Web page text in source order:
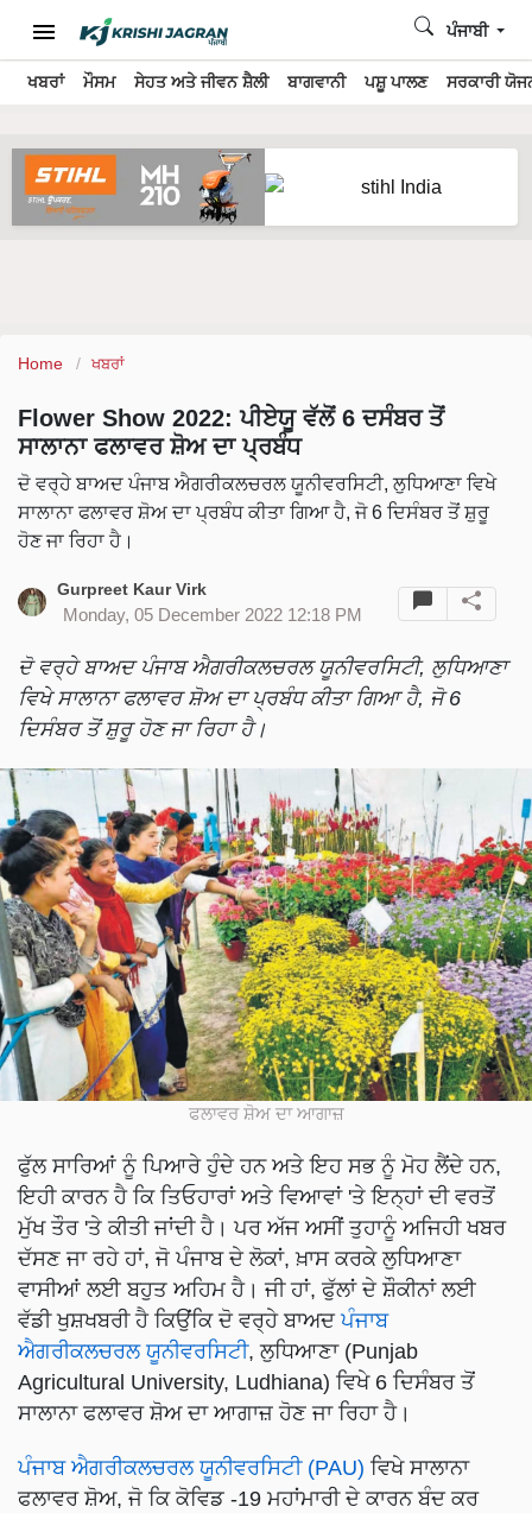
ਖਬਰਾਂ ਮੌਸਮ ਸੇਹਤ ਅਤੇ ਜੀਵਨ ਸ਼ੈਲੀ ਬਾਗਵਾਨੀ ਪਸ਼ੂ ਪਾਲਣ ਸਰਕਾਰੀ
ਪੰਜਾਬੀ
Home ਖਬਰਾਂ
Flower Show 2022: ਪੀਏਯੂ ਵੱਲੋਂ 6 ਦਸੰਬਰ ਤੋਂ
ਸਾਲਾਨਾ ਫਲਾਵਰ ਸ਼ੋਅ ਦਾ ਪ੍ਰਬੰਧ
ਦੋ ਵਰ੍ਹੇ ਬਾਅਦ ਪੰਜਾਬ ਐਗਰੀਕਲਚਰਲ ਯੂਨੀਵਰਸਿਟੀ, ਲੁਧਿਆਣਾ ਵਿਖੇ
ਸਾਲਾਨਾ ਫਲਾਵਰ ਸ਼ੋਅ ਦਾ ਪ੍ਰਬੰਧ ਕੀਤਾ ਗਿਆ ਹੈ, ਜੋ 6 ਦਿਸੰਬਰ ਤੋਂ ਸ਼ੁਰੂ
ਹੋਣ ਜਾ ਰਿਹਾ ਹੈ।
Gurpreet Kaur Virk
Monday, 05 December 2022 12:18 PM
ਦੋ ਵਰ੍ਹੇ ਬਾਅਦ ਪੰਜਾਬ ਐਗਰੀਕਲਚਰਲ ਯੂਨੀਵਰਸਿਟੀ, ਲੁਧਿਆਣਾ
ਵਿਖੇ ਸਾਲਾਨਾ ਫਲਾਵਰ ਸ਼ੋਅ ਦਾ ਪ੍ਰਬੰਧ ਕੀਤਾ ਗਿਆ ਹੈ, ਜੋ 6
ਦਿਸੰਬਰ ਤੋਂ ਸ਼ੁਰੂ ਹੋਣ ਜਾ ਰਿਹਾ ਹੈ।
ਫਲਾਵਰ ਸ਼ੋਅ ਦਾ ਆਗਾਜ਼
ਫੁੱਲ ਸਾਰਿਆਂ ਨੂੰ ਪਿਆਰੇ ਹੁੰਦੇ ਹਨ ਅਤੇ ਇਹ ਸਭ ਨੂੰ ਮੋਹ ਲੈਂਦੇ ਹਨ,
ਇਹੀ ਕਾਰਨ ਹੈ ਕਿ ਤਿਓਹਾਰਾਂ ਅਤੇ ਵਿਆਵਾਂ 'ਤੇ ਇਨ੍ਹਾਂ ਦੀ ਵਰਤੋਂ
ਮੁੱਖ ਤੌਰ 'ਤੇ ਕੀਤੀ ਜਾਂਦੀ ਹੈ। ਪਰ ਅੱਜ ਅਸੀਂ ਤੁਹਾਨੂੰ ਅਜਿਹੀ ਖਬਰ
ਦੱਸਣ ਜਾ ਰਹੇ ਹਾਂ, ਜੋ ਪੰਜਾਬ ਦੇ ਲੋਕਾਂ, ਖ਼ਾਸ ਕਰਕੇ ਲੁਧਿਆਣਾ
ਵਾਸੀਆਂ ਲਈ ਬਹੁਤ ਅਹਿਮ ਹੈ। ਜੀ ਹਾਂ, ਫੁੱਲਾਂ ਦੇ ਸ਼ੌਕੀਨਾਂ ਲਈ
ਵੱਡੀ ਖੁਸ਼ਖਬਰੀ ਹੈ ਕਿਉਂਕਿ ਦੋ ਵਰ੍ਹੇ ਬਾਅਦਪੰਜਾਬ
ਐਗਰੀਕਲਚਰਲ ਯੂਨੀਵਰਸਿਟੀ, ਲੁਧਿਆਣਾ (Punjab
Agricultural University, Ludhiana) ਵਿਖੇ 6 ਦਿਸੰਬਰ ਤੋਂ
ਸਾਲਾਨਾ ਫਲਾਵਰ ਸ਼ੋਅ ਦਾ ਆਗਾਜ਼ ਹੋਣ ਜਾ ਰਿਹਾ ਹੈ।
ਪੰਜਾਬ ਐਗਰੀਕਲਚਰਲ ਯੂਨੀਵਰਸਿਟੀ (PAU) ਵਿਖੇ ਸਾਲਾਨਾ
ਫਲਾਵਰ ਸ਼ੋਅ, ਜੋ ਕਿ ਕੋਵਿਡ -19 ਮਹਾਂਮਾਰੀ ਦੇ ਕਾਰਨ ਬੰਦ ਕਰ